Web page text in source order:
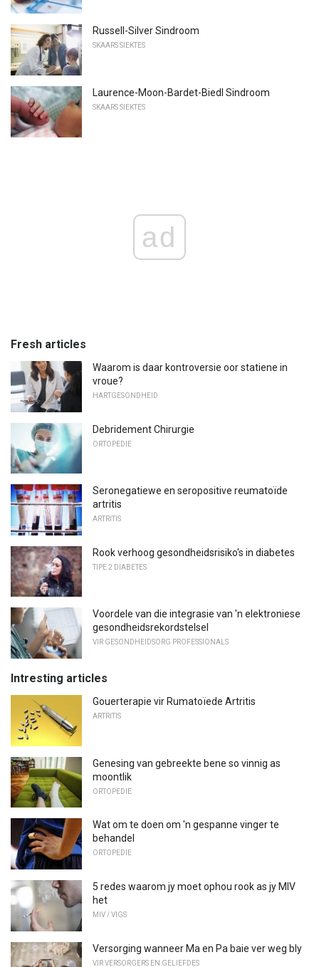
Russell-Silver Sindroom
SKAARS SIEKTES
Laurence-Moon-Bardet-Biedl Sindroom
SKAARS SIEKTES
ad
Fresh articles
Waarom is daar kontroversie oor statiene in
vroue?
HARTGESONDHEID
Debridement Chirurgie
ORTOPEDIE
Seronegatiewe en seropositive reumatoïde
artritis
ARTRITIS
Rook verhoog gesondheidsrisiko's in diabetes
TIPE 2 DIABETES
Voordele van die integrasie van 'n elektroniese
gesondheidsrekordstelsel
VIR GESONDHEIDSORG PROFESSIONALS
Intresting articles
Gouerterapie vir Rumatoïede Artritis
ARTRITIS
Genesing van gebreekte bene so vinnig as
moontlik
ORTOPEDIE
Wat om te doen om 'n gespanne vinger te
behandel
ORTOPEDIE
5 redes waarom jy moet ophou rook as jy MIV
het
MIV / VIGS
Versorging wanneer Ma en Pa baie ver weg bly
VIR VERSORGERS EN GELIEFDES